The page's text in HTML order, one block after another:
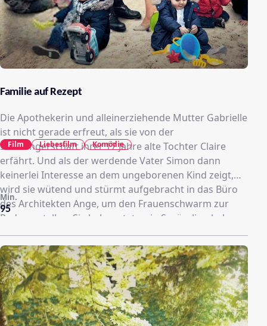
Familie auf Rezept
Die Apothekerin und alleinerziehende Mutter Gabrielle
ist nicht gerade erfreut, als sie von der
Schwangerschaft ihrer 17 Jahre alte Tochter Claire
erfährt. Und als der werdende Vater Simon dann
keinerlei Interesse an dem ungeborenen Kind zeigt,
wird sie wütend und stürmt aufgebracht in das Büro
des Architekten Ange, um den Frauenschwarm zur
Rede zu stellen. Sie behauptet, sein Sprössling habe
ihre minderjährige Tochter geschwängert und er
werde Großvater. Einziges Problem: Der attraktive
Junggeselle hat gar keinen Sohn. Doch Gabrielle lässt
sich nicht abwimmeln und beharrt darauf, den
Kindesvater zur Verantwortung zu ziehen. Ein
vertracktes Familiengefüge entsteht, in dem sich Ange
und Gabrielle schon bald näher kommen…
95
Min.
Film Liebesfilm Komödie